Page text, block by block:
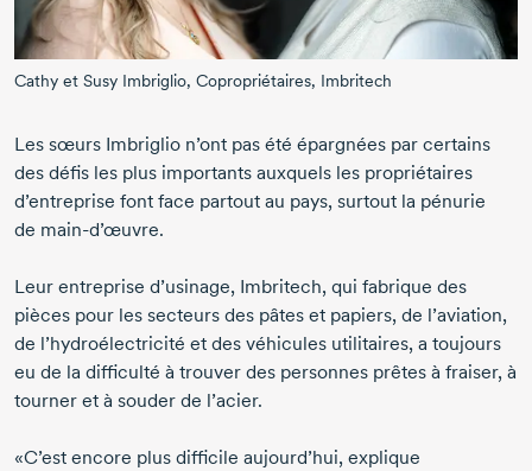
Cathy et Susy Imbriglio, Copropriétaires, Imbritech
Les sœurs Imbriglio n’ont pas été épargnées par certains
des défis les plus importants auxquels les propriétaires
d’entreprise font face partout au pays, surtout la pénurie
de main-d’œuvre.
Leur entreprise d’usinage, Imbritech, qui fabrique des
pièces pour les secteurs des pâtes et papiers, de l’aviation,
de l’hydroélectricité et des véhicules utilitaires, a toujours
eu de la difficulté à trouver des personnes prêtes à fraiser, à
tourner et à souder de l’acier.
«C’est encore plus difficile aujourd’hui, explique